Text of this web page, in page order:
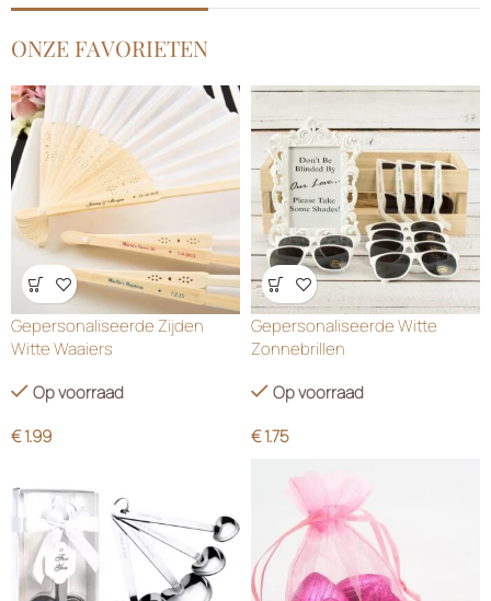
ONZE FAVORIETEN
Wensenlijst
Gepersonaliseerde Zijden
Witte Waaiers
Op voorraad
€1.99
Wensenlijst
Gepersonaliseerde Witte
Zonnebrillen
Op voorraad
€1.75